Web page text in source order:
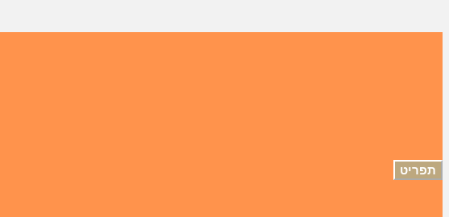
תפריט